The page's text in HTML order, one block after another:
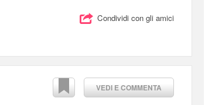
Condividi con gli amici
VEDI E COMMENTA